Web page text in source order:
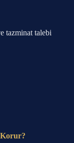
tazminat talebi